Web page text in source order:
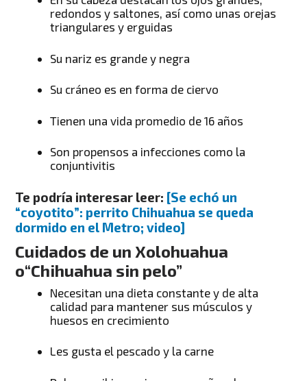
redondos y saltones, así como unas orejas
triangulares y erguidas
Su nariz es grande y negra
Su cráneo es en forma de ciervo
Tienen una vida promedio de 16 años
Son propensos a infecciones como la
conjuntivitis
Te podría interesar leer: [Se echó un
“coyotito”: perrito Chihuahua se queda
dormido en el Metro; video]
Cuidados de un Xolohuahua
o“Chihuahua sin pelo”
Necesitan una dieta constante y de alta
calidad para mantener sus músculos y
huesos en crecimiento
Les gusta el pescado y la carne